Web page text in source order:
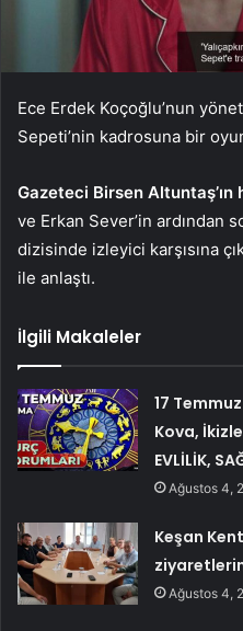
Ece Erdek Koçoğlu’nun
Sepeti’nin kadrosuna bir
Gazeteci Birsen Altuntaş’ın
ve Erkan Sever’in ardından
dizisinde izleyici karşısına
ile anlaştı.
İlgili Makaleler
17
Kova,
EVLİLİK,
Ağustos 4,
Keşan
Ağustos 4,